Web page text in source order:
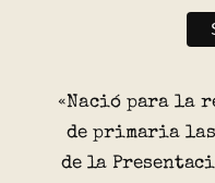
«Nació para la
de primaria las
de la